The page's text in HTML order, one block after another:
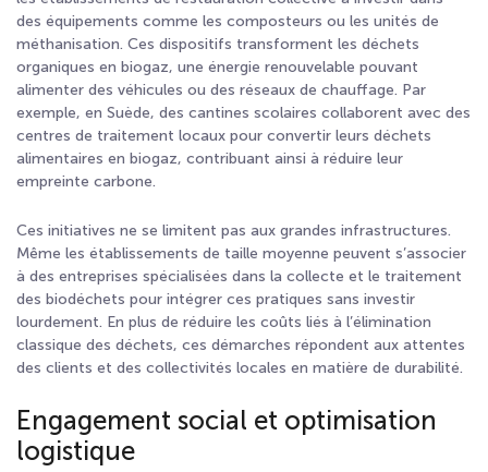
des équipements comme les composteurs ou les unités de
méthanisation. Ces dispositifs transforment les déchets
organiques en biogaz, une énergie renouvelable pouvant
alimenter des véhicules ou des réseaux de chauffage. Par
exemple, en Suède, des cantines scolaires collaborent avec des
centres de traitement locaux pour convertir leurs déchets
alimentaires en biogaz, contribuant ainsi à réduire leur
empreinte carbone.
Ces initiatives ne se limitent pas aux grandes infrastructures.
Même les établissements de taille moyenne peuvent s’associer
à des entreprises spécialisées dans la collecte et le traitement
des biodéchets pour intégrer ces pratiques sans investir
lourdement. En plus de réduire les coûts liés à l’élimination
classique des déchets, ces démarches répondent aux attentes
des clients et des collectivités locales en matière de durabilité.
Engagement social et optimisation
logistique